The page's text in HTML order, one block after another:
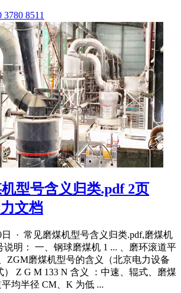
8511
型号含义归类.pdf 2页
文档
日 · 常见磨煤机型号含义归类.pdf,磨煤机
说明： 一、钢球磨煤机 1 ... 、磨环滚道平
ZGM磨煤机型号的含义（北京电力设备
） Z G M 133 N 含义 ：中速、辊式、磨煤
均半径 CM、K 为低 ...